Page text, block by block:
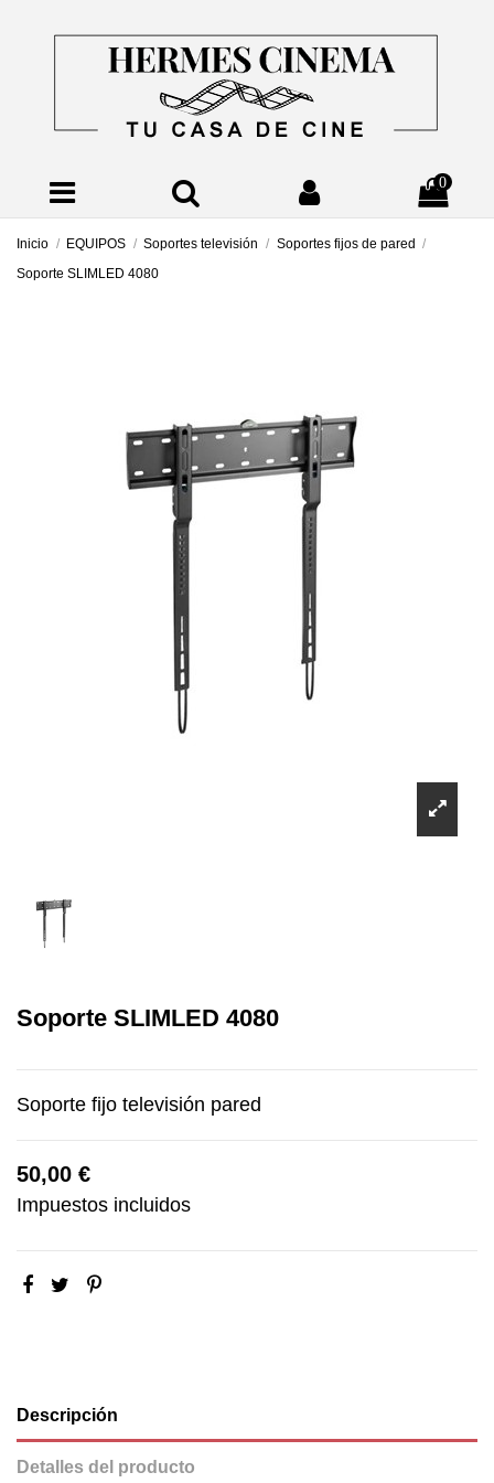
0
Inicio EQUIPOS Soportes televisión
Soportes fijos de pared
Soporte SLIMLED 4080
Soporte SLIMLED 4080
Soporte fijo televisión pared
50,00 €
Impuestos incluidos
Descripción
Detalles del producto